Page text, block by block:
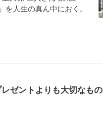
を人生の真ん中におく。
レゼントよりも大切なもの